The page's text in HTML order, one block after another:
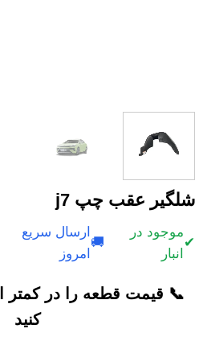
شلگير عقب چپ j7
✔
موجود در
انبار
🚚
ارسال سریع
امروز
📞 قیمت قطعه را در کمتر
کنید